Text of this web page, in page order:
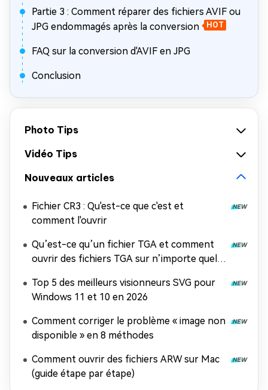
Partie 3 : Comment réparer des fichiers AVIF ou
JPG endommagés après la conversion
HOT
FAQ sur la conversion d'AVIF en JPG
Conclusion
Photo Tips
Vidéo Tips
Nouveaux articles
Fichier CR3 : Qu'est-ce que c'est et
comment l'ouvrir
Qu’est-ce qu’un fichier TGA et comment
ouvrir des fichiers TGA sur n’importe quel
Top 5 des meilleurs visionneurs SVG pour
Windows 11 et 10 en 2026
Comment corriger le problème « image non
disponible » en 8 méthodes
Comment ouvrir des fichiers ARW sur Mac
(guide étape par étape)